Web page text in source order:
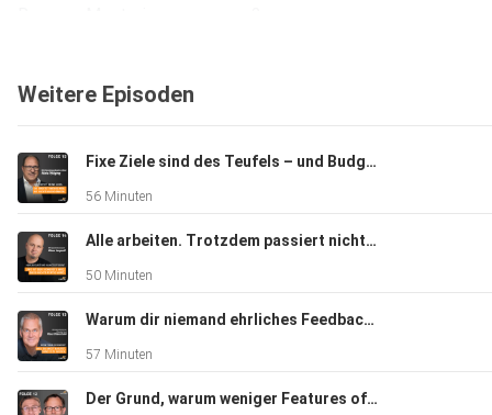
geschrieben hat (nicht als Erziehungsratgeber)
Entwicklung statt „Abwertung“
• Führung heute: weniger ZDF-Führung, mehr Beziehung +
Coaching-Skills
• „Zuhause im Unternehmen“: psychologische Sicherheit
gedacht – mit Regeln & Klarheit
Entwicklungsraum geben, ohne Therapeut:in zu sein
• Pragmatik für volle Kalender: 2×20-Minuten Feedback-
• Konflikte: Konflikttypen erkennen (Kampf/Anpassung/
Weitere Episoden
Fixe Ziele sind des Teufels – und Budgetplanung gehört abgeschafft | mit Niels Pfläging
56 Minuten
Alle arbeiten. Trotzdem passiert nichts. | mit Klaus Leopold
50 Minuten
Warum dir niemand ehrliches Feedback gibt | mit Klaus Eidenschink
57 Minuten
Der Grund, warum weniger Features oft mehr Umsatz bringen | mit Prof. Dr. Florian Bauer & Dr. Andrej Guminski